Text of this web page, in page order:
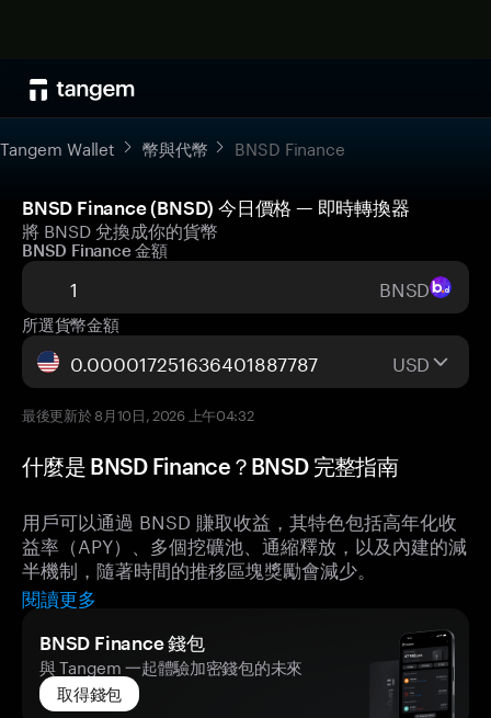
Tangem Wallet 幣與代幣 BNSD Finance
BNSD Finance (BNSD) 今日價格 — 即時轉換器
將 BNSD 兌換成你的貨幣
BNSD Finance 金額
BNSD
所選貨幣金額
USD
最後更新於 8月10日, 2026 上午04:32
什麼是 BNSD Finance？BNSD 完整指南
用戶可以通過 BNSD 賺取收益，其特色包括高年化收
益率（APY）、多個挖礦池、通縮釋放，以及內建的減
半機制，隨著時間的推移區塊獎勵會減少。
閱讀更多
BNSD Finance 錢包
與 Tangem 一起體驗加密錢包的未來
取得錢包